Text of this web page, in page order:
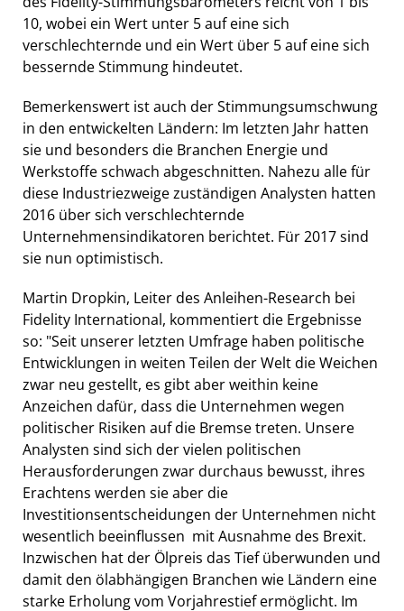
10, wobei ein Wert unter 5 auf eine sich
verschlechternde und ein Wert über 5 auf eine sich
bessernde Stimmung hindeutet.
Bemerkenswert ist auch der Stimmungsumschwung
in den entwickelten Ländern: Im letzten Jahr hatten
sie und besonders die Branchen Energie und
Werkstoffe schwach abgeschnitten. Nahezu alle für
diese Industriezweige zuständigen Analysten hatten
2016 über sich verschlechternde
Unternehmensindikatoren berichtet. Für 2017 sind
sie nun optimistisch.
Martin Dropkin, Leiter des Anleihen-Research bei
Fidelity International, kommentiert die Ergebnisse
so: "Seit unserer letzten Umfrage haben politische
Entwicklungen in weiten Teilen der Welt die Weichen
zwar neu gestellt, es gibt aber weithin keine
Anzeichen dafür, dass die Unternehmen wegen
politischer Risiken auf die Bremse treten. Unsere
Analysten sind sich der vielen politischen
Herausforderungen zwar durchaus bewusst, ihres
Erachtens werden sie aber die
Investitionsentscheidungen der Unternehmen nicht
wesentlich beeinflussen  mit Ausnahme des Brexit.
Inzwischen hat der Ölpreis das Tief überwunden und
damit den ölabhängigen Branchen wie Ländern eine
starke Erholung vom Vorjahrestief ermöglicht. Im